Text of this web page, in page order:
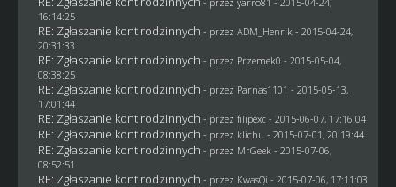
16:14:25
RE: Zgłaszanie kont rodzinnych - przez ADM_Henrik- 2015-04-24,
20:31:33
RE: Zgłaszanie kont rodzinnych - przez Przemek0 - 2015-05-04,
08:38:25
RE: Zgłaszanie kont rodzinnych - przez Parnas1101 - 2015-05-13,
17:01:44
RE: Zgłaszanie kont rodzinnych - przez filipexc- 2015-06-07, 17:16:04
RE: Zgłaszanie kont rodzinnych - przez klichu - 2015-07-01, 20:19:44
RE: Zgłaszanie kont rodzinnych - przez MrGeek- 2015-07-06,
08:52:51
RE: Zgłaszanie kont rodzinnych - przez KwasQi - 2015-07-06, 17:11:03